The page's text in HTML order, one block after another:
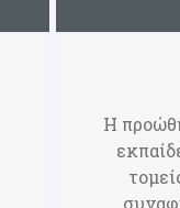
Η